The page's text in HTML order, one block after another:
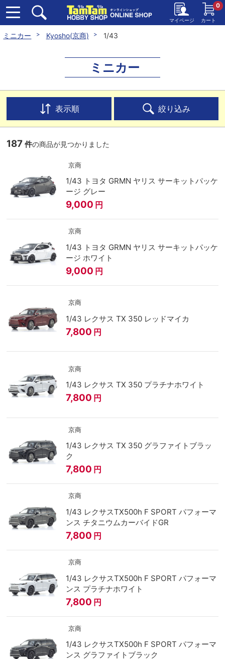
マイページ カート
0
ミニカー Kyosho(京商) 1/43
ミニカー
表示順 絞り込み
187 件の商品が見つかりました
京商
1/43 トヨタ GRMN ヤリス サーキットパッケ
ージ グレー
9,000 円
京商
1/43 トヨタ GRMN ヤリス サーキットパッケ
ージ ホワイト
9,000 円
京商
1/43 レクサス TX 350 レッドマイカ
7,800 円
京商
1/43 レクサス TX 350 プラチナホワイト
7,800 円
京商
1/43 レクサス TX 350 グラファイトブラッ
ク
7,800 円
京商
1/43 レクサスTX500h F SPORT パフォーマ
ンス チタニウムカーバイドGR
7,800 円
京商
1/43 レクサスTX500h F SPORT パフォーマ
ンス プラチナホワイト
7,800 円
京商
1/43 レクサスTX500h F SPORT パフォーマ
ンス グラファイトブラック